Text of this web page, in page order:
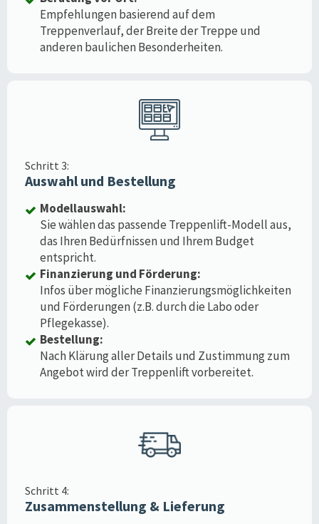
Empfehlungen basierend auf dem
Treppenverlauf, der Breite der Treppe und
anderen baulichen Besonderheiten.
Schritt 3:
Auswahl und Bestellung
Modellauswahl:
Sie wählen das passende Treppenlift-Modell aus,
das Ihren Bedürfnissen und Ihrem Budget
entspricht.
Finanzierung und Förderung:
Infos über mögliche Finanzierungsmöglichkeiten
und Förderungen (z.B. durch die Labo oder
Pflegekasse).
Bestellung:
Nach Klärung aller Details und Zustimmung zum
Angebot wird der Treppenlift vorbereitet.
Schritt 4:
Zusammenstellung & Lieferung